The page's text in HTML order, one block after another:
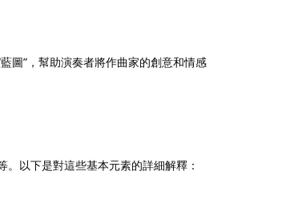
圖”，幫助演奏者將作曲家的創意和情感
以下是對這些基本元素的詳細解釋：